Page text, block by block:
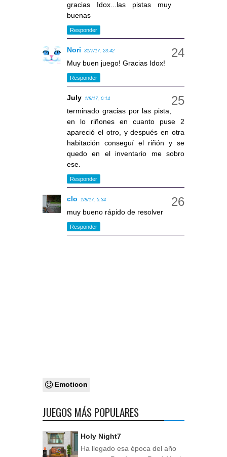
gracias Idox...las pistas muy
buenas
Responder
Nori 31/7/17, 23:42
Muy buen juego! Gracias Idox!
Responder
July 1/8/17, 0:14
terminado gracias por las pista,
en lo riñones en cuanto puse 2
apareció el otro, y después en otra
habitación conseguí el riñón y se
quedo en el inventario me sobro
ese.
Responder
clo 1/8/17, 5:34
muy bueno rápido de resolver
Responder
Emoticon
JUEGOS MÁS POPULARES
Holy Night7
Ha llegado esa época del año